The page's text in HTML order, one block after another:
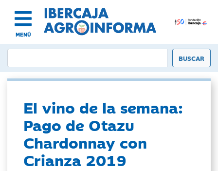
MENÚ
El vino de la semana:
Pago de Otazu
Chardonnay con
Crianza 2019